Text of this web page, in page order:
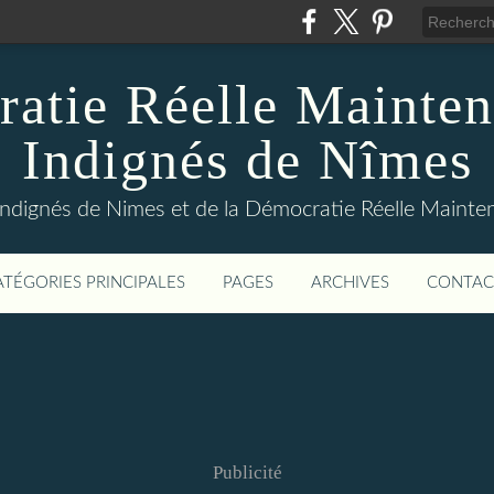
Réelle
Indignés de Nîmes
de Nimes et de la Démocratie Réelle
PRINCIPALES PAGES ARCHIVES
Publicité